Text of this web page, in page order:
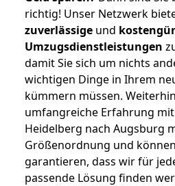
richtig! Unser Netzwerk
zuverlässige und
Umzugsdienstleistungen
damit Sie sich um nichts
wichtigen Dinge in Ihrem
kümmern müssen.
umfangreiche Erfahrung
Heidelberg nach Augsburg
Größenordnung und
garantieren, dass wir für
passende Lösung finden